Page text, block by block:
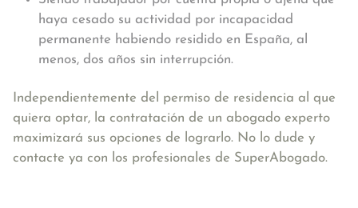
haya cesado su actividad por incapacidad
permanente habiendo residido en España, al
menos, dos años sin interrupción.
Independientemente del permiso de residencia al que
quiera optar, la contratación de un abogado experto
maximizará sus opciones de lograrlo. No lo dude y
contacte ya con los profesionales de SuperAbogado.